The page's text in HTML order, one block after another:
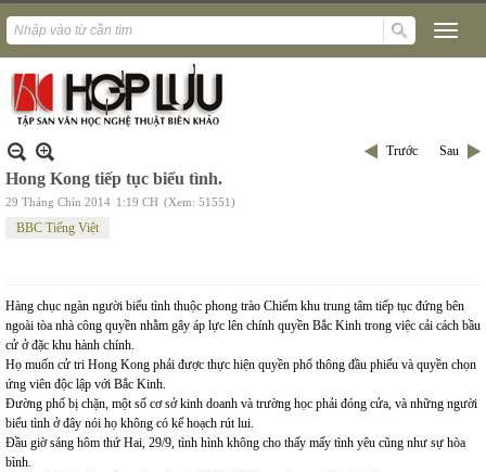
Trước Sau
Hong Kong tiếp tục biểu tình.
29 Tháng Chín 2014 1:19 CH (Xem: 51551)
BBC Tiếng Việt
Hàng chục ngàn người biểu tình thuộc phong trào Chiếm khu trung tâm tiếp tục đứng bên
ngoài tòa nhà công quyền nhằm gây áp lực lên chính quyền Bắc Kinh trong việc cải cách bầu
cử ở đặc khu hành chính.
Họ muốn cử tri Hong Kong phải được thực hiện quyền phổ thông đầu phiếu và quyền chọn
ứng viên độc lập với Bắc Kinh.
Đường phố bị chặn, một số cơ sở kinh doanh và trường học phải đóng cửa, và những người
biểu tình ở đây nói họ không có kế hoạch rút lui.
Đầu giờ sáng hôm thứ Hai, 29/9, tình hình không cho thấy mấy tình yêu cũng như sự hòa
bình.